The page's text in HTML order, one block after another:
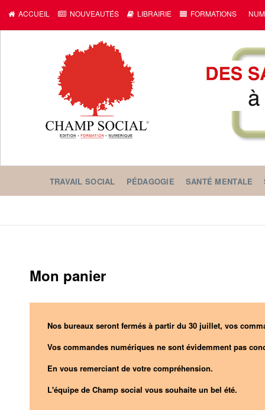
ACCUEIL NOUVEAUTÉS LIBRAIRIE FORMATIONS
TRAVAIL SOCIAL PÉDAGOGIE SANTÉ MENTALE
Mon panier
Nos bureaux seront fermés à partir du 30 juillet, vos
Vos commandes numériques ne sont évidemment pas
En vous remerciant de votre compréhension.
L'équipe de Champ social vous souhaite un bel été.